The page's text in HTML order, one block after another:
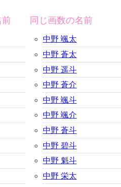
同じ画数の名前
中野 颯太
中野 蒼太
中野 遥斗
中野 蒼介
中野 颯斗
中野 颯介
中野 蒼斗
中野 碧斗
中野 魁斗
中野 栄太